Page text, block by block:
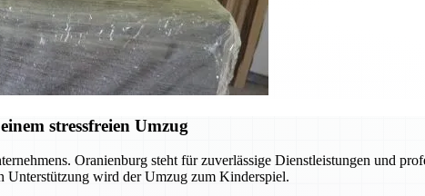
stressfreien Umzug
Oranienburg steht für zuverlässige Dienstleistungen und
Unterstützung wird der Umzug zum Kinderspiel.